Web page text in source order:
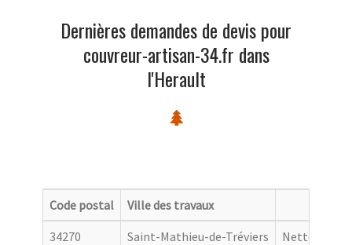
Dernières demandes de devis pour
couvreur-artisan-34.fr dans
l'Herault
Code postal Ville des travaux
34270
Saint-Mathieu-de-Tréviers
Nettoyage